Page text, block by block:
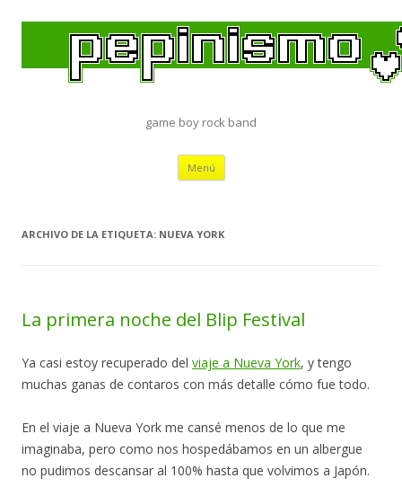
game boy rock band
Menú Saltar
contenido
ARCHIVO DE LA ETIQUETA: NUEVA YORK
La primera noche del Blip Festival
Ya casi estoy recuperado del viaje a Nueva York, y tengo
muchas ganas de contaros con más detalle cómo fue todo.
En el viaje a Nueva York me cansé menos de lo que me
imaginaba, pero como nos hospedábamos en un albergue
no pudimos descansar al 100% hasta que volvimos a Japón.